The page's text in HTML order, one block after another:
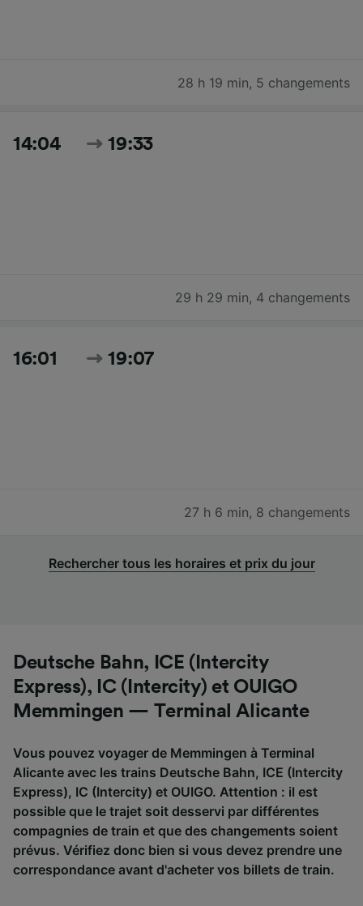
28 h 19 min, 5 changements
14:04 19:33
29 h 29 min, 4 changements
16:01 19:07
27 h 6 min, 8 changements
Rechercher tous les horaires et prix du jour
Deutsche Bahn, ICE (Intercity
Express), IC (Intercity) et OUIGO
Memmingen — Terminal Alicante
Vous pouvez voyager de Memmingen à Terminal
Alicante avec les trains Deutsche Bahn, ICE (Intercity
Express), IC (Intercity) et OUIGO. Attention : il est
possible que le trajet soit desservi par différentes
compagnies de train et que des changements soient
prévus. Vérifiez donc bien si vous devez prendre une
correspondance avant d'acheter vos billets de train.